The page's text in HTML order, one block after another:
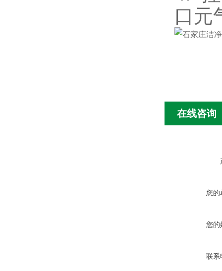
口元
在线咨询
您的
您的
联系